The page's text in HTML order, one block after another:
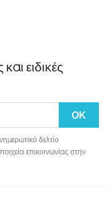
ειδικές
δελτίο
επικοινωνίας στην